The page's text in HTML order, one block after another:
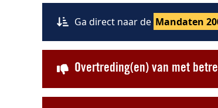
Ga direct naar de Mandaten
Overtreding(en) van met